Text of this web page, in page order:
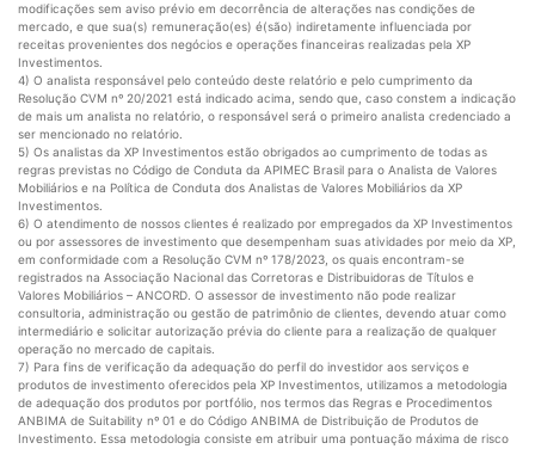
modificações sem aviso prévio em decorrência de alterações nas condições de
mercado, e que sua(s) remuneração(es) é(são) indiretamente influenciada por
receitas provenientes dos negócios e operações financeiras realizadas pela XP
Investimentos.
4) O analista responsável pelo conteúdo deste relatório e pelo cumprimento da
Resolução CVM nº 20/2021 está indicado acima, sendo que, caso constem a indicação
de mais um analista no relatório, o responsável será o primeiro analista credenciado a
ser mencionado no relatório.
5) Os analistas da XP Investimentos estão obrigados ao cumprimento de todas as
regras previstas no Código de Conduta da APIMEC Brasil para o Analista de Valores
Mobiliários e na Política de Conduta dos Analistas de Valores Mobiliários da XP
Investimentos.
6) O atendimento de nossos clientes é realizado por empregados da XP Investimentos
ou por assessores de investimento que desempenham suas atividades por meio da XP,
em conformidade com a Resolução CVM nº 178/2023, os quais encontram-se
registrados na Associação Nacional das Corretoras e Distribuidoras de Títulos e
Valores Mobiliários – ANCORD. O assessor de investimento não pode realizar
consultoria, administração ou gestão de patrimônio de clientes, devendo atuar como
intermediário e solicitar autorização prévia do cliente para a realização de qualquer
operação no mercado de capitais.
7) Para fins de verificação da adequação do perfil do investidor aos serviços e
produtos de investimento oferecidos pela XP Investimentos, utilizamos a metodologia
de adequação dos produtos por portfólio, nos termos das Regras e Procedimentos
ANBIMA de Suitability nº 01 e do Código ANBIMA de Distribuição de Produtos de
Investimento. Essa metodologia consiste em atribuir uma pontuação máxima de risco